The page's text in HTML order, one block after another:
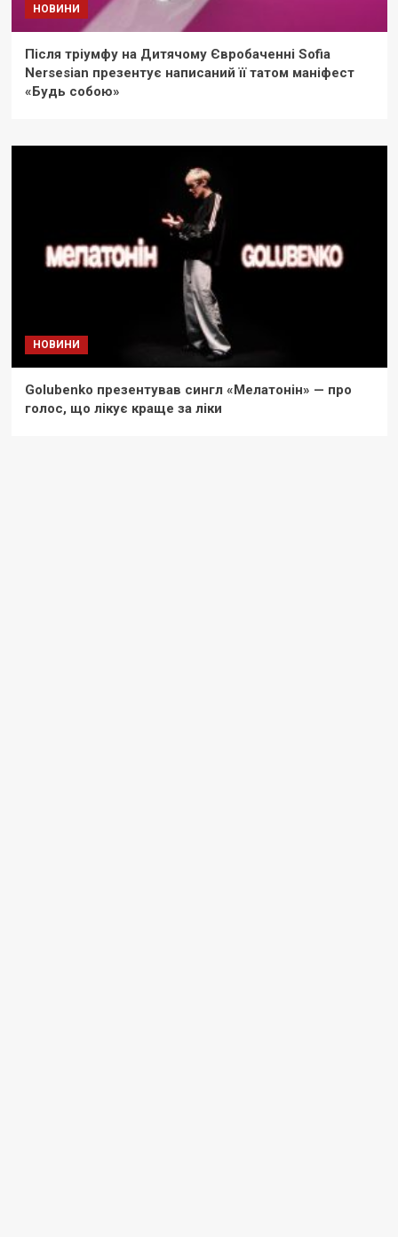
НОВИНИ
Після тріумфу на Дитячому Євробаченні Sofia
Nersesian презентує написаний її татом маніфест
«Будь собою»
НОВИНИ
Golubenko презентував сингл «Мелатонін» — про
голос, що лікує краще за ліки